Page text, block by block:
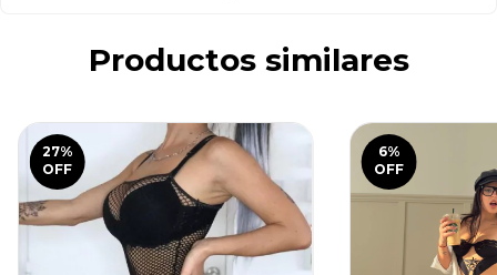
Productos similares
27%
OFF
6%
OFF